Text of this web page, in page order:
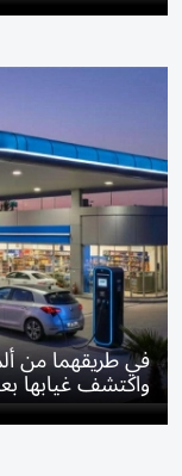
في طريقهما من
واكتشف غيابها بعد 6